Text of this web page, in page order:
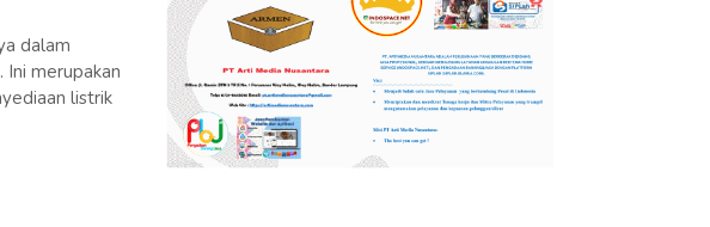
dalam
merupakan
listrik